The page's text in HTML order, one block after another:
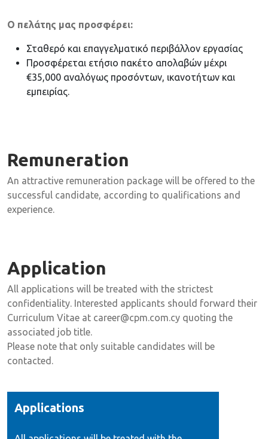
Ο πελάτης μας προσφέρει:
Σταθερό και επαγγελματικό περιβάλλον εργασίας
Προσφέρεται ετήσιο πακέτο απολαβών μέχρι
€35,000 αναλόγως προσόντων, ικανοτήτων και
εμπειρίας.
Remuneration
An attractive remuneration package will be offered to the
successful candidate, according to qualifications and
experience.
Application
All applications will be treated with the strictest
confidentiality. Interested applicants should forward their
Curriculum Vitae at career@cpm.com.cy quoting the
associated job title.
Please note that only suitable candidates will be
contacted.
Applications